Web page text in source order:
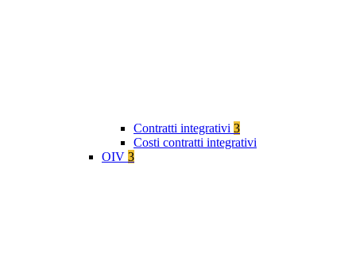
Contratti integrativi 3
Costi contratti integrativi
OIV 3